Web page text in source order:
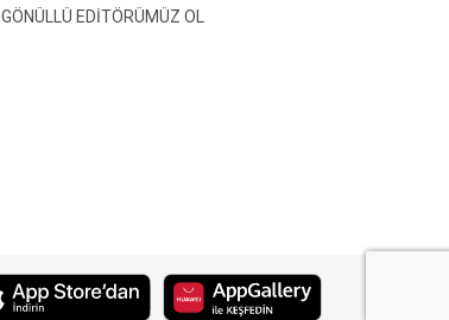
GÖNÜLLÜ EDİTÖRÜMÜZ OL